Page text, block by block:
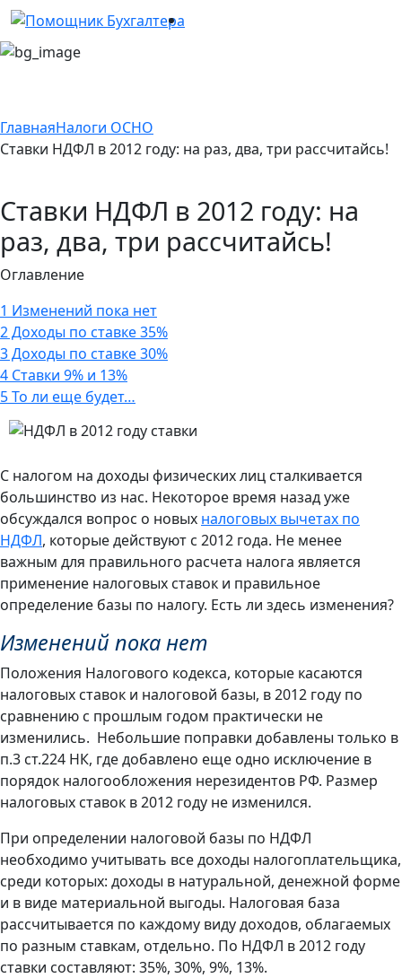
ГлавнаяНалоги ОСНО
Ставки НДФЛ в 2012 году: на раз, два, три рассчитайсь!
Ставки НДФЛ в 2012 году: на
раз, два, три рассчитайсь!
Оглавление
1 Изменений пока нет
2Доходы по ставке 35%
3Доходы по ставке 30%
4 Ставки 9% и 13%
5То ли еще будет…
С налогом на доходы физических лиц сталкивается
большинство из нас. Некоторое время назад уже
обсуждался вопрос о новых налоговых вычетах по
НДФЛ, которые действуют с 2012 года. Не менее
важным для правильного расчета налога является
применение налоговых ставок и правильное
определение базы по налогу. Есть ли здесь изменения?
Изменений пока нет
Положения Налогового кодекса, которые касаются
налоговых ставок и налоговой базы, в 2012 году по
сравнению с прошлым годом практически не
изменились. Небольшие поправки добавлены только в
п.3 ст.224 НК, где добавлено еще одно исключение в
порядок налогообложения нерезидентов РФ. Размер
налоговых ставок в 2012 году не изменился.
При определении налоговой базы по НДФЛ
необходимо учитывать все доходы налогоплательщика,
среди которых: доходы в натуральной, денежной форме
и в виде материальной выгоды. Налоговая база
рассчитывается по каждому виду доходов, облагаемых
по разным ставкам, отдельно. По НДФЛ в 2012 году
ставки составляют: 35%, 30%, 9%, 13%.